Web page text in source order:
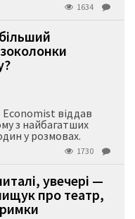
1634
віддав
з найбагатших
у розмовах.
1730
увечері —
про театр,